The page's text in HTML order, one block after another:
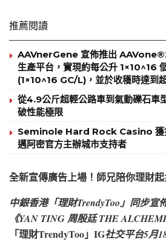
推薦閱讀
AAVnerGene 宣佈推出
生產平台，實現約每公升 1×10^16
(1×10^16 GC/L)，並於收穫時達到
從4.9公斤超輕公路車到氣動礫石車
破性能極限
Seminole Hard Rock Casino 獲
邁阿密官方主辦城市支持者
全新宣傳廣告上場！師兄陪你理財起
中銀香港「理財TrendyToo」同步宣
《YAN TING 周殷廷 THE
「理財TrendyToo」IG社交平台5月